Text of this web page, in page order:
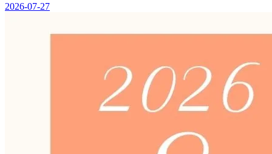
2026-07-27